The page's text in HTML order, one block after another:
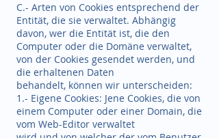
C.- Arten von Cookies entsprechend der
Entität, die sie verwaltet. Abhängig
davon, wer die Entität ist, die den
Computer oder die Domäne verwaltet,
von der Cookies gesendet werden, und
die erhaltenen Daten
behandelt, können wir unterscheiden:
1.- Eigene Cookies: Jene Cookies, die von
einem Computer oder einer Domain, die
vom Web-Editor verwaltet